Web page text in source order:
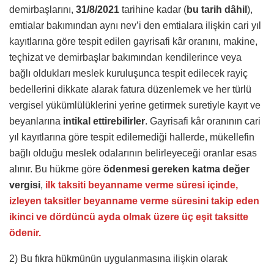
demirbaşlarını, 31/8/2021 tarihine kadar (bu tarih dâhil ),
emtialar bakımından aynı nev’i den emtialara ilişkin cari yıl
kayıtlarına göre tespit edilen gayrisafi kâr oranını, makine,
teçhizat ve demirbaşlar bakımından kendilerince veya
bağlı oldukları meslek kuruluşunca tespit edilecek rayiç
bedellerini dikkate alarak fatura düzenlemek ve her türlü
vergisel yükümlülüklerini yerine getirmek suretiyle kayıt ve
beyanlarına intikal ettirebilirler. Gayrisafi kâr oranının cari
yıl kayıtlarına göre tespit edilemediği hallerde, mükellefin
bağlı olduğu meslek odalarının belirleyeceği oranlar esas
alınır. Bu hükme göre ödenmesi gereken katma değer
vergisi, ilk taksiti beyanname verme süresi içinde,
izleyen taksitler beyanname verme süresini takip eden
ikinci ve dördüncü ayda olmak üzere üç eşit taksitte
ödenir.
2) Bu fıkra hükmünün uygulanmasına ilişkin olarak